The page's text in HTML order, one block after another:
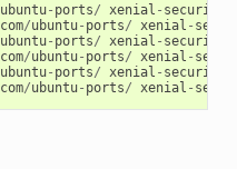
ubuntu- ports/ xenial - security
com/ubuntu- ports/ xenial -
ubuntu- ports/ xenial - security
com/ubuntu- ports/ xenial -
ubuntu- ports/ xenial - security
com/ubuntu- ports/ xenial -